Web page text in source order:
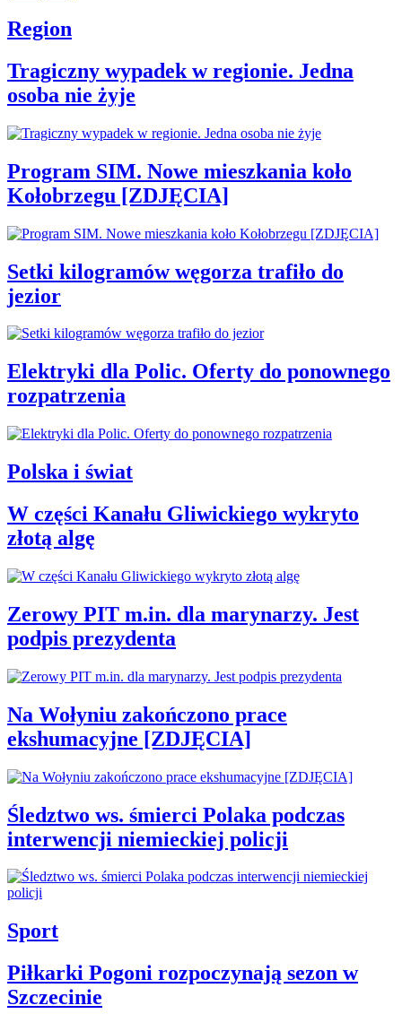
Region
Tragiczny wypadek w regionie. Jedna
osoba nie żyje
Program SIM. Nowe mieszkania koło
Kołobrzegu [ZDJĘCIA]
Setki kilogramów węgorza trafiło do
jezior
Elektryki dla Polic. Oferty do ponownego
rozpatrzenia
Polska i świat
W części Kanału Gliwickiego wykryto
złotą algę
Zerowy PIT m.in. dla marynarzy. Jest
podpis prezydenta
Na Wołyniu zakończono prace
ekshumacyjne [ZDJĘCIA]
Śledztwo ws. śmierci Polaka podczas
interwencji niemieckiej policji
Sport
Piłkarki Pogoni rozpoczynają sezon w
Szczecinie